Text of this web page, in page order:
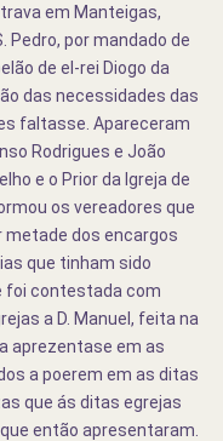
em Manteigas,
Pedro, por mandado de
de el-rei Diogo da
das necessidades das
faltasse. Apareceram
Rodrigues e João
e o Prior da Igreja de
os vereadores que
metade dos encargos
que tinham sido
foi contestada com
a D. Manuel, feita na
aprezentase em as
a poerem em as ditas
que ás ditas egrejas
então apresentaram.